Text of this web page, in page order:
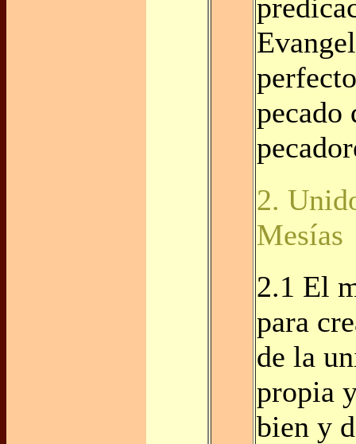
pecado
2.
Mesías
2.1 El
para
de la
propia
bien y